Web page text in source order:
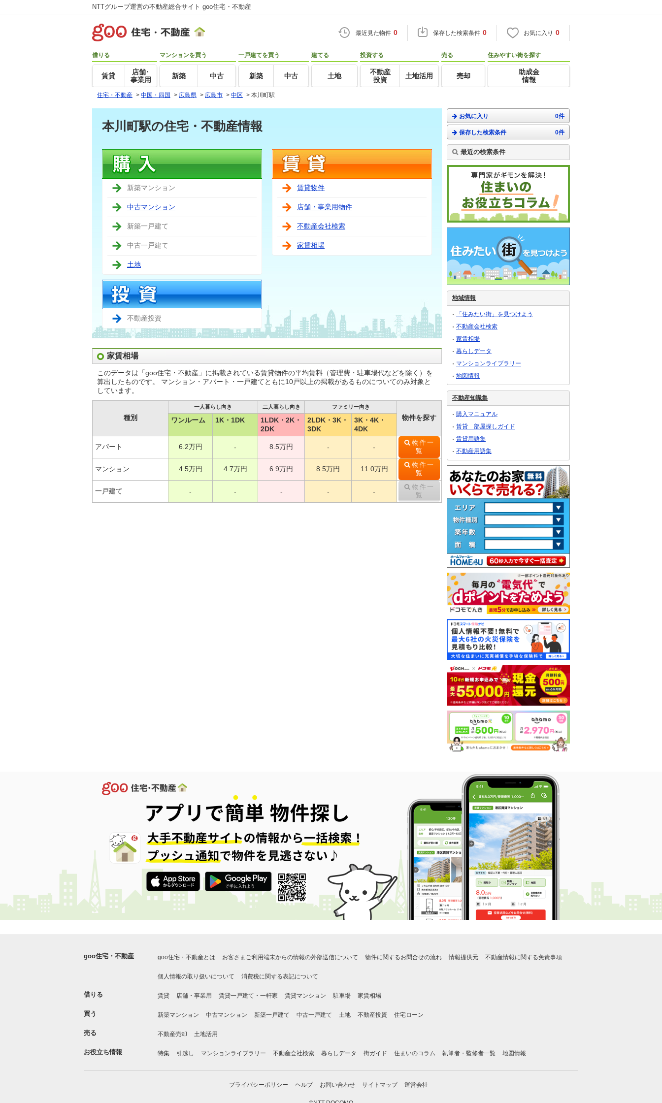
NTTグループ運営の不動産総合サイト goo住宅・不動産
最近見た物件 0 保存した検索条件 0 お気に入り 0
借りる
賃貸
店舗･
事業用
マンションを買う
新築 中古
一戸建てを買う
新築 中古
建てる
土地
投資する
不動産
投資
土地活用
売る
売却
住みやすい街を探す
助成金
情報
住宅・不動産 > 中国・四国 > 広島県 > 広島市 > 中区 > 本川町駅
本川町駅の住宅・不動産情報
新築マンション
中古マンション
新築一戸建て
中古一戸建て
土地
不動産投資
賃貸物件
店舗・事業用物件
不動産会社検索
家賃相場
家賃相場
このデータは「goo住宅・不動産」に掲載されている賃貸物件の平均賃料（管理費・駐車場代などを除く）を
算出したものです。 マンション・アパート・一戸建てともに10戸以上の掲載があるものについてのみ対象と
しています。
種別
一人暮らし向き 二人暮らし向き ファミリー向き
物件を探す
ワンルーム 1K・1DK
1LDK・2K・
2DK
2LDK・3K・
3DK
3K・4K・
4DK
アパート 6.2万円 - 8.5万円 - -
物件一
覧
マンション 4.5万円 4.7万円 6.9万円 8.5万円 11.0万円
物件一
覧
一戸建て - - - - -
物件一
覧
お気に入り 0件
保存した検索条件 0件
最近の検索条件
地域情報
「住みたい街」を見つけよう
不動産会社検索
家賃相場
暮らしデータ
マンションライブラリー
地図情報
不動産知識集
購入マニュアル
賃貸 部屋探しガイド
賃貸用語集
不動産用語集
goo住宅・不動産 goo住宅・不動産とは お客さまご利用端末からの情報の外部送信について 物件に関するお問合せの流れ 情報提供元 不動産情報に関する免責事項
個人情報の取り扱いについて 消費税に関する表記について
借りる 賃貸 店舗・事業用 賃貸一戸建て・一軒家 賃貸マンション 駐車場 家賃相場
買う 新築マンション 中古マンション 新築一戸建て 中古一戸建て 土地 不動産投資 住宅ローン
売る 不動産売却 土地活用
お役立ち情報 特集 引越し マンションライブラリー 不動産会社検索 暮らしデータ 街ガイド 住まいのコラム 執筆者・監修者一覧 地図情報
プライバシーポリシー ヘルプ お問い合わせ サイトマップ 運営会社